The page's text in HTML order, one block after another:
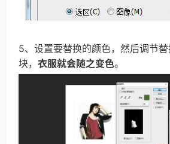
5、设置要替换的颜色，然后调节
块， 衣服就会随之变色。